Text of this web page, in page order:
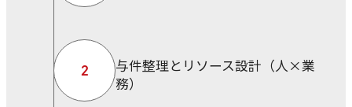
2
与件整理とリソース設計（人×業
務）